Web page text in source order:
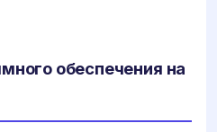
обеспечения на